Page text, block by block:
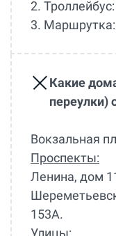
2.
3.
Какие
переулки)
Вокзальная
Проспекты:
Ленина, дом
153А.
Улицы: